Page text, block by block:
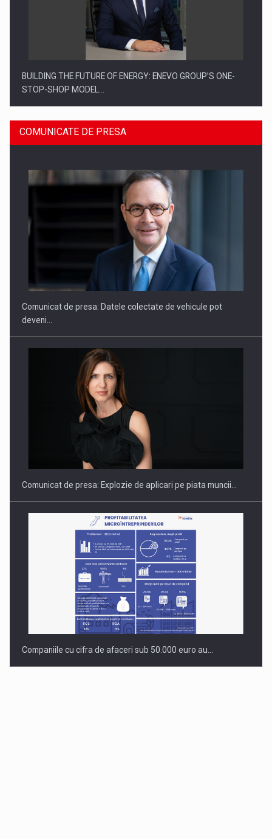
BUILDING THE FUTURE OF ENERGY: ENEVO GROUP’S ONE-
STOP-SHOP MODEL…
ROOTED IN ROMANIA, BUILT TO DELIVER TECHNOLOGY FOR
PUTTING ROMANIAN CORPORATE COMPANIES ON THE
INTERNATIONAL BUSINESS SCENE
COMUNICATE DE PRESA
Comunicat de presa: Datele colectate de vehicule pot
deveni…
Comunicat de presa: Explozie de aplicari pe piata muncii…
Companiile cu cifra de afaceri sub 50.000 euro au…